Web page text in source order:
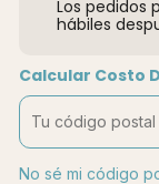
Los pedidos
hábiles
Calcular Costo
No sé mi código